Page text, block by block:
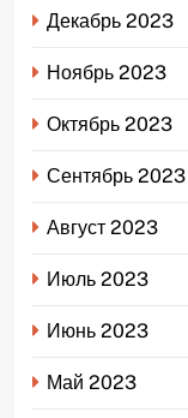
Декабрь 2023
Ноябрь 2023
Октябрь 2023
Сентябрь 2023
Август 2023
Июль 2023
Июнь 2023
Май 2023